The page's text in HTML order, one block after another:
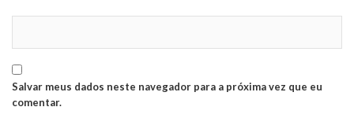
Salvar meus dados neste navegador para a próxima vez que eu
comentar.